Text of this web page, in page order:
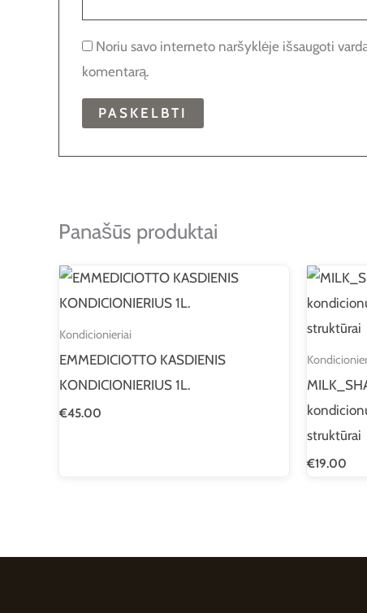
Noriu savo interneto naršyklėje išsaugoti
komentarą.
Panašūs produktai
Kondicionieriai
EMMEDICIOTTO KASDIENIS
KONDICIONIERIUS 1L.
€45.00
struktūrai
€19.00